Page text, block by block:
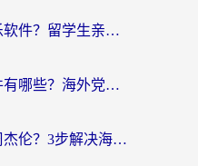
国外如何听网易云音乐软件？留学生亲测有效的回国加速方案
海外看国内电视剧软件有哪些？海外党专属追剧指南来了
在美国怎么用酷我听周杰伦？3步解决海外听歌地域限制，附QQ音乐网易云通用技巧